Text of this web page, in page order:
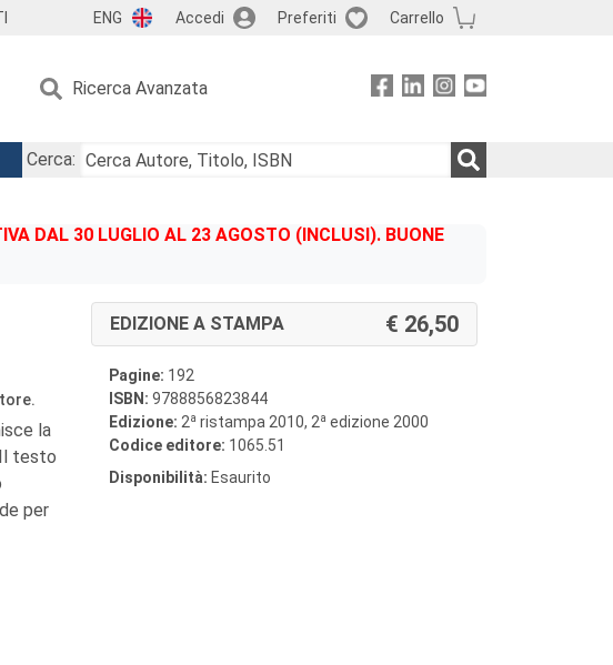
ENG Accedi Preferiti Carrello
Ricerca Avanzata
Cerca:
DAL 30 LUGLIO AL 23 AGOSTO (INCLUSI). BUONE
la
testo
per
EDIZIONE A STAMPA 26,50
Pagine: 192
ISBN: 9788856823844
Edizione: 2a ristampa 2010, 2a edizione 2000
Codice editore: 1065.51
Disponibilità: Esaurito